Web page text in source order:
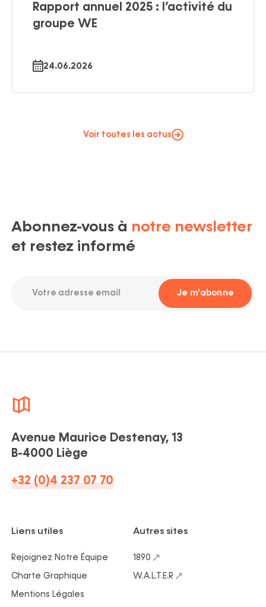
Rapport annuel 2025 : l’activité du
groupe WE
24.06.2026
Voir toutes les actus
Abonnez-vous à notre newsletter
et restez informé
Je m'abonne
Avenue Maurice Destenay, 13
B-4000 Liège
+32 (0)4 237 07 70
Liens utiles
Rejoignez Notre Équipe
Charte Graphique
Mentions Légales
Autres sites
1890
W.A.L.T.E.R